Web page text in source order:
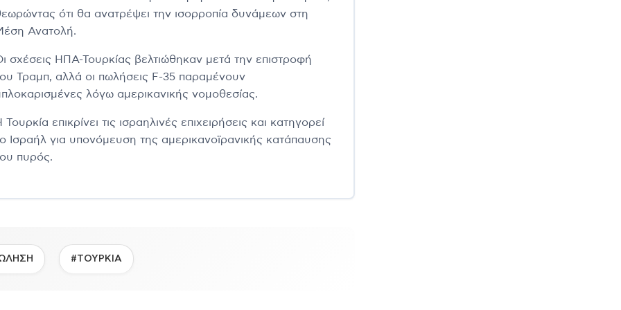
ότι θα ανατρέψει την ισορροπία δυνάμεων στη
Ανατολή.
σχέσεις ΗΠΑ-Τουρκίας βελτιώθηκαν μετά την επιστροφή
Τραμπ, αλλά οι πωλήσεις F-35 παραμένουν
λόγω αμερικανικής νομοθεσίας.
Τουρκία επικρίνει τις ισραηλινές επιχειρήσεις και κατηγορεί
Ισραήλ για υπονόμευση της αμερικανοϊρανικής κατάπαυσης
πυρός.
#ΤΟΥΡΚΙΑ